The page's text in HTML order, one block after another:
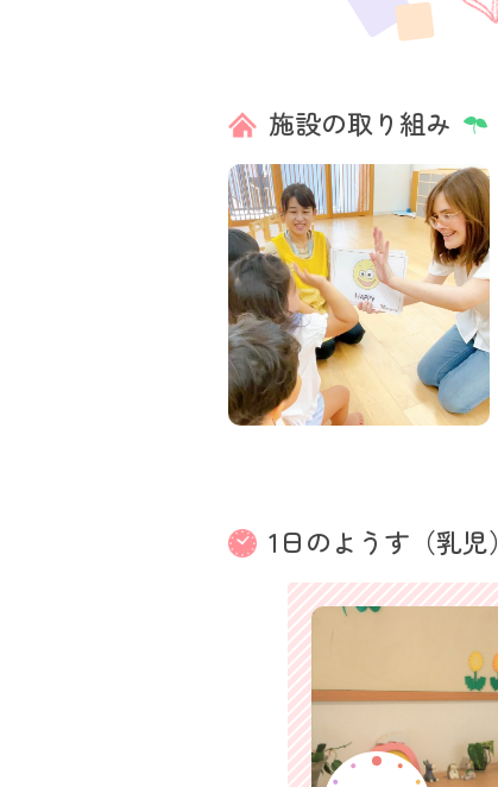
施設の取り組み
1日のようす（乳児）